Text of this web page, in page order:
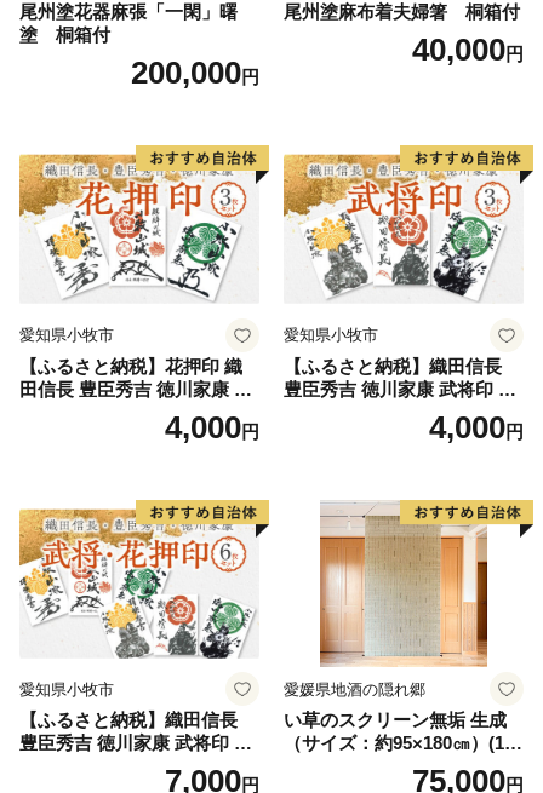
て岩屋を形成し、滝の裏側から眺めることができる「裏
見の滝」。裏から見るとカーテンのような神秘的な姿
で、パワースポットにもなっています。
◆お問い合わせ先◆
==============================
鏡野町ふるさと納税コールセンター
TEL ：050-3355-7158
MAIL：o.kagamino@do-furusato.jp
受付時間：平日9:00〜17:15
==============================
尾州塗花器麻張「一閑」曙
塗 桐箱付
200,000円
尾州塗麻布着夫婦箸 桐箱付
40,000円
愛知県小牧市
【ふるさと納税】花押印 織
田信長 豊臣秀吉 徳川家康 3
枚 セット 戦国 武将 小牧山城
墨絵 龍画師 書道アーティス
牧市 お取り寄せ 送料無料
4,000円
愛知県小牧市
【ふるさと納税】織田信長
豊臣秀吉 徳川家康 武将印 3
枚 セット イラスト 戦国 武将
小牧山城 墨絵 龍画師 書道ア
愛知県 小牧市 お取り寄せ 送
4,000円
愛知県小牧市
【ふるさと納税】織田信長
豊臣秀吉 徳川家康 武将印 花
押印 6枚 セット イラスト 戦
7,000円
愛媛県地酒の隠れ郷
い草のスクリーン無垢 生成
（サイズ：約95×180㎝）(14
75,000円